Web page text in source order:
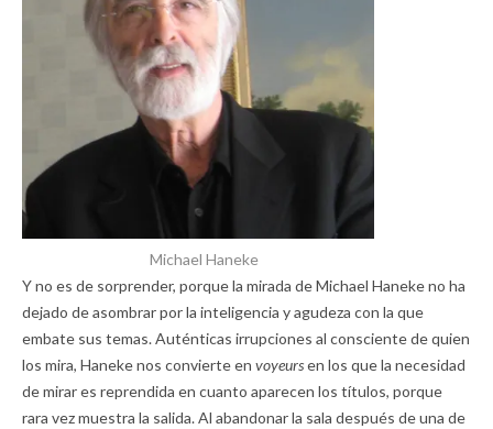
Michael Haneke
Y no es de sorprender, porque la mirada de Michael Haneke no ha
dejado de asombrar por la inteligencia y agudeza con la que
embate sus temas. Auténticas irrupciones al consciente de quien
los mira, Haneke nos convierte en voyeursen los que la necesidad
de mirar es reprendida en cuanto aparecen los títulos, porque
rara vez muestra la salida. Al abandonar la sala después de una de